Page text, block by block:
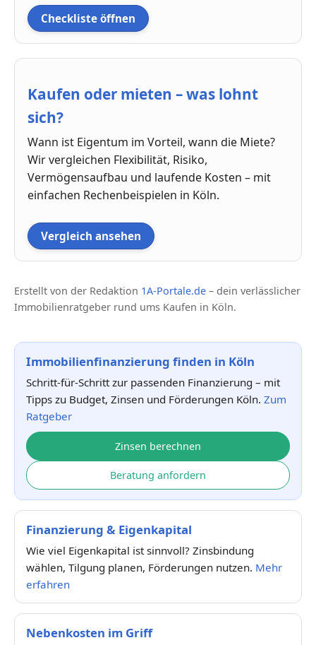
Checkliste öffnen
Kaufen oder mieten – was lohnt
sich?
Wann ist Eigentum im Vorteil, wann die Miete?
Wir vergleichen Flexibilität, Risiko,
Vermögensaufbau und laufende Kosten – mit
einfachen Rechenbeispielen in Köln.
Vergleich ansehen
Erstellt von der Redaktion 1A-Portale.de – dein verlässlicher
Immobilienratgeber rund ums Kaufen in Köln.
Immobilienfinanzierung finden in Köln
Schritt-für-Schritt zur passenden Finanzierung – mit
Tipps zu Budget, Zinsen und Förderungen Köln. Zum
Ratgeber
Zinsen berechnen
Beratung anfordern
Finanzierung & Eigenkapital
Wie viel Eigenkapital ist sinnvoll? Zinsbindung
wählen, Tilgung planen, Förderungen nutzen. Mehr
erfahren
Nebenkosten im Griff